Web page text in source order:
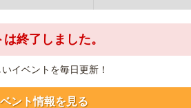
終了しました。
イベントを毎日更新！
ント情報を見る